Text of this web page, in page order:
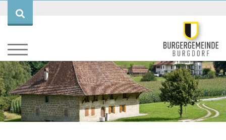
BURGERGEMEINDE
Aktuell
WALD